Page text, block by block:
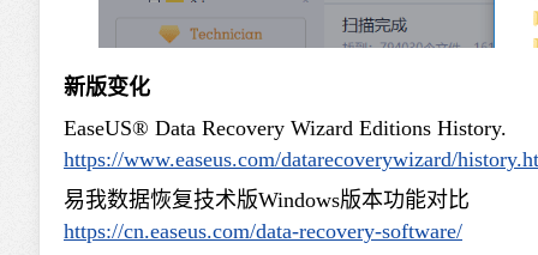
新版变化
EaseUS® Data Recovery Wizard Editions History.
https://www.easeus.com/datarecoverywizard/
易我数据恢复技术版Windows版本功能对比
https://cn.easeus.com/data-recovery-software/